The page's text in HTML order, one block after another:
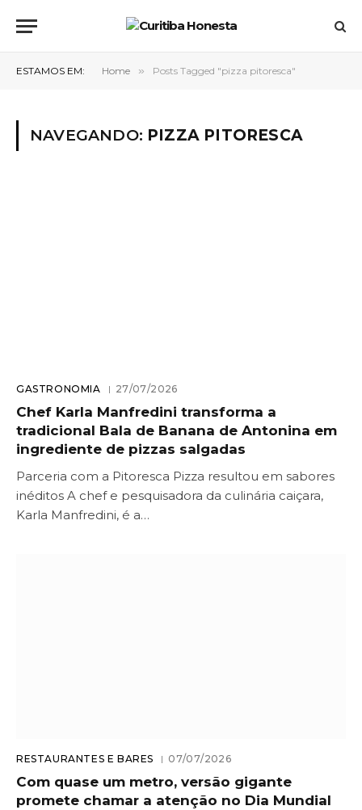
ESTAMOS EM: Home » Posts Tagged "pizza pitoresca"
NAVEGANDO: PIZZA PITORESCA
GASTRONOMIA 27/07/2026
Chef Karla Manfredini transforma a
tradicional Bala de Banana de Antonina em
ingrediente de pizzas salgadas
Parceria com a Pitoresca Pizza resultou em sabores
inéditos A chef e pesquisadora da culinária caiçara,
Karla Manfredini, é a…
RESTAURANTES E BARES 07/07/2026
Com quase um metro, versão gigante
promete chamar a atenção no Dia Mundial